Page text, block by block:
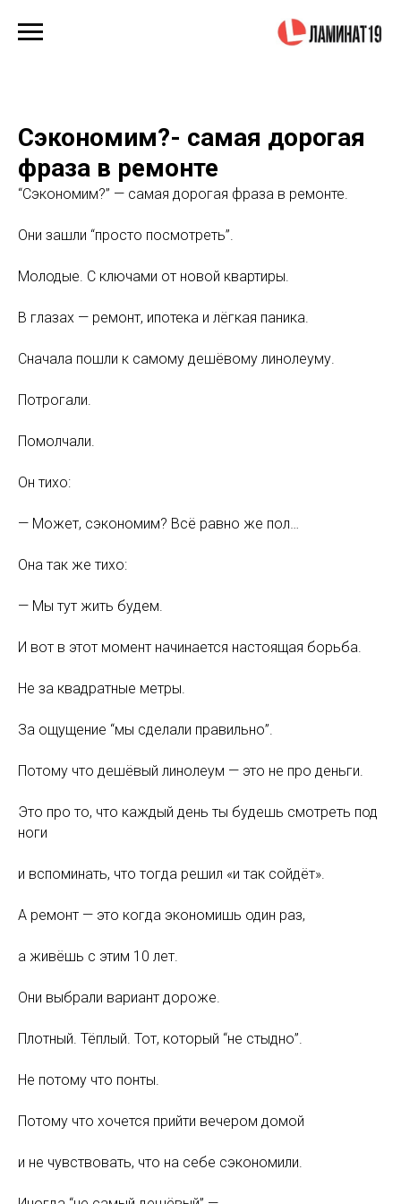
Сэкономим?- самая дорогая
фраза в ремонте
“Сэкономим?” — самая дорогая фраза в ремонте.
Они зашли “просто посмотреть”.
Молодые. С ключами от новой квартиры.
В глазах — ремонт, ипотека и лёгкая паника.
Сначала пошли к самому дешёвому линолеуму.
Потрогали.
Помолчали.
Он тихо:
— Может, сэкономим? Всё равно же пол…
Она так же тихо:
— Мы тут жить будем.
И вот в этот момент начинается настоящая борьба.
Не за квадратные метры.
За ощущение “мы сделали правильно”.
Потому что дешёвый линолеум — это не про деньги.
Это про то, что каждый день ты будешь смотреть под
ноги
и вспоминать, что тогда решил «и так сойдёт».
А ремонт — это когда экономишь один раз,
а живёшь с этим 10 лет.
Они выбрали вариант дороже.
Плотный. Тёплый. Тот, который “не стыдно”.
Не потому что понты.
Потому что хочется прийти вечером домой
и не чувствовать, что на себе сэкономили.